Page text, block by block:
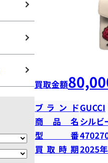
買取金額
ブランドGUCCI
商品名 シルビ
型番
買取時期2025